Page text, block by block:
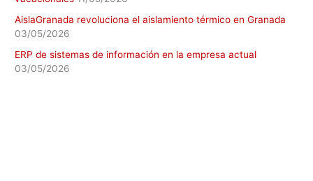
AislaGranada revoluciona el aislamiento térmico en Granada
03/05/2026
ERP de sistemas de información en la empresa actual
03/05/2026